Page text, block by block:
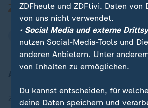
Zuletzt veröffentlicht
ZDFheute und ZDFtivi. Daten von
von uns nicht verwendet.
• Social Media und externe
nutzen Social-Media-Tools und
anderen Anbietern. Unter
von Inhalten zu ermöglichen.
Du kannst entscheiden, für
deine Daten speichern und